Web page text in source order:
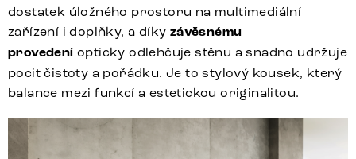
dostatek úložného prostoru na multimediální
zařízení i doplňky, a díky závěsnému
provedení opticky odlehčuje stěnu a snadno udržuje
pocit čistoty a pořádku. Je to stylový kousek, který
balance mezi funkcí a estetickou originalitou.